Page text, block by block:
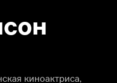
киноактриса,